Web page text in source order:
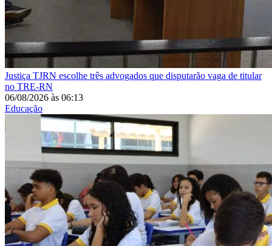
Justiça TJRN escolhe três advogados que disputarão vaga de titular
no TRE-RN
06/08/2026 às 06:13
Educação